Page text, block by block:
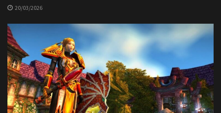
20/03/2026